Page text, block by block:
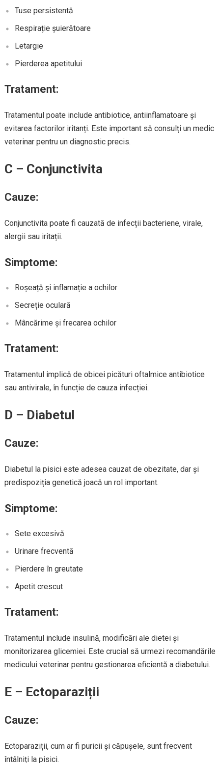
Tuse persistentă
Respirație șuierătoare
Letargie
Pierderea apetitului
Tratament:
Tratamentul poate include antibiotice, antiinflamatoare și
evitarea factorilor iritanți. Este important să consulți un medic
veterinar pentru un diagnostic precis.
C – Conjunctivita
Cauze:
Conjunctivita poate fi cauzată de infecții bacteriene, virale,
alergii sau iritații.
Simptome:
Roșeață și inflamație a ochilor
Secreție oculară
Mâncărime și frecarea ochilor
Tratament:
Tratamentul implică de obicei picături oftalmice antibiotice
sau antivirale, în funcție de cauza infecției.
D – Diabetul
Cauze:
Diabetul la pisici este adesea cauzat de obezitate, dar și
predispoziția genetică joacă un rol important.
Simptome:
Sete excesivă
Urinare frecventă
Pierdere în greutate
Apetit crescut
Tratament:
Tratamentul include insulină, modificări ale dietei și
monitorizarea glicemiei. Este crucial să urmezi recomandările
medicului veterinar pentru gestionarea eficientă a diabetului.
E – Ectoparaziții
Cauze:
Ectoparaziții, cum ar fi puricii și căpușele, sunt frecvent
întâlniți la pisici.